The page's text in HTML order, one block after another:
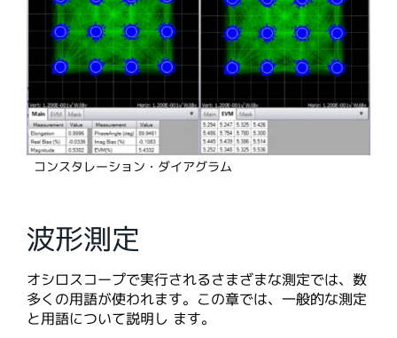
コンスタレーション・ダイアグラム
波形測定
オシロスコープで実行されるさまざまな測定では、数
多くの用語が使われます。この章では、一般的な測定
と用語について説明し ます。